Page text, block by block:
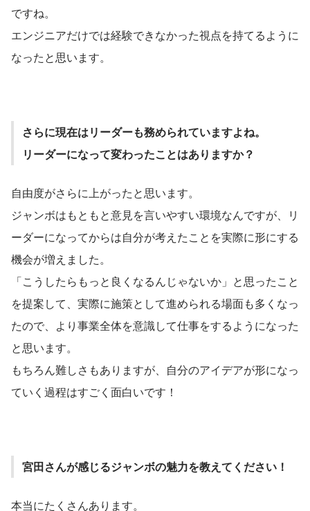
ですね。
エンジニアだけでは経験できなかった視点を持てるように
なったと思います。
さらに現在はリーダーも務められていますよね。
リーダーになって変わったことはありますか？
自由度がさらに上がったと思います。
ジャンボはもともと意見を言いやすい環境なんですが、リ
ーダーになってからは自分が考えたことを実際に形にする
機会が増えました。
「こうしたらもっと良くなるんじゃないか」と思ったこと
を提案して、実際に施策として進められる場面も多くなっ
たので、より事業全体を意識して仕事をするようになった
と思います。
もちろん難しさもありますが、自分のアイデアが形になっ
ていく過程はすごく面白いです！
宮田さんが感じるジャンボの魅力を教えてください！
本当にたくさんあります。